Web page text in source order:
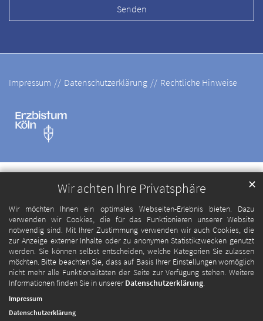
Wir achten Ihre Privatsphäre
Wir möchten Ihnen ein optimales Webseiten-Erlebnis bieten. Dazu
verwenden wir Cookies, die für das Funktionieren unserer Website
notwendig sind. Mit Ihrer Zustimmung verwenden wir auch Cookies, die
zur Anzeige externer Inhalte oder zu anonymen Statistikzwecken genutzt
werden. Sie können selbst entscheiden, welche Kategorien Sie zulassen
möchten. Bitte beachten Sie, dass auf Basis Ihrer Einstellungen womöglich
nicht mehr alle Funktionalitäten der Seite zur Verfügung stehen. Weitere
Informationen finden Sie in unsererDatenschutzerklärung.
✕
Impressum
Datenschutzerklärung
Impressum Datenschutzerklärung Rechtliche Hinweise